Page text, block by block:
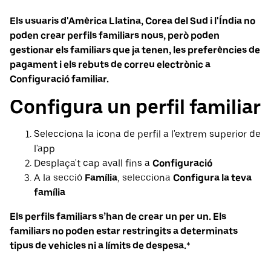
Els usuaris d'Amèrica Llatina, Corea del Sud i l'Índia no
poden crear perfils familiars nous, però poden
gestionar els familiars que ja tenen, les preferències de
pagament i els rebuts de correu electrònic a
Configuració familiar.
Configura un perfil familiar
Selecciona la icona de perfil a l'extrem superior de
l'app
Desplaça't cap avall fins a Configuració
A la secció Família, selecciona Configura la teva
família
Els perfils familiars s’han de crear un per un. Els
familiars no poden estar restringits a determinats
tipus de vehicles ni a límits de despesa.*